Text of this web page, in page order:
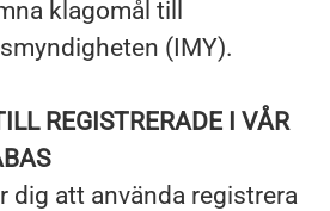
klagomål till
(IMY).
REGISTRERADE I VÅR
dig att använda registrera